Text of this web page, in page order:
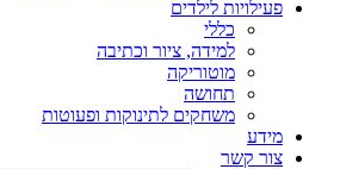
פעילויות לילדים
כללי
למידה, ציור וכתיבה
מוטוריקה
תחושה
משחקים לתינוקות ופעוטות
מידע
צור קשר